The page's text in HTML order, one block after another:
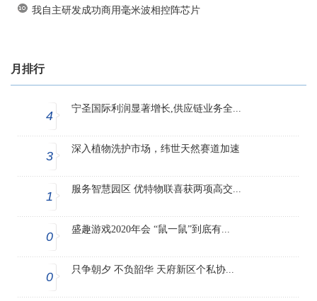
我自主研发成功商用毫米波相控阵芯片
月排行
4
宁圣国际利润显著增长,供应链业务全...
3
深入植物洗护市场，纬世天然赛道加速
1
服务智慧园区 优特物联喜获两项高交...
0
盛趣游戏2020年会 “鼠一鼠”到底有...
0
只争朝夕 不负韶华 天府新区个私协...